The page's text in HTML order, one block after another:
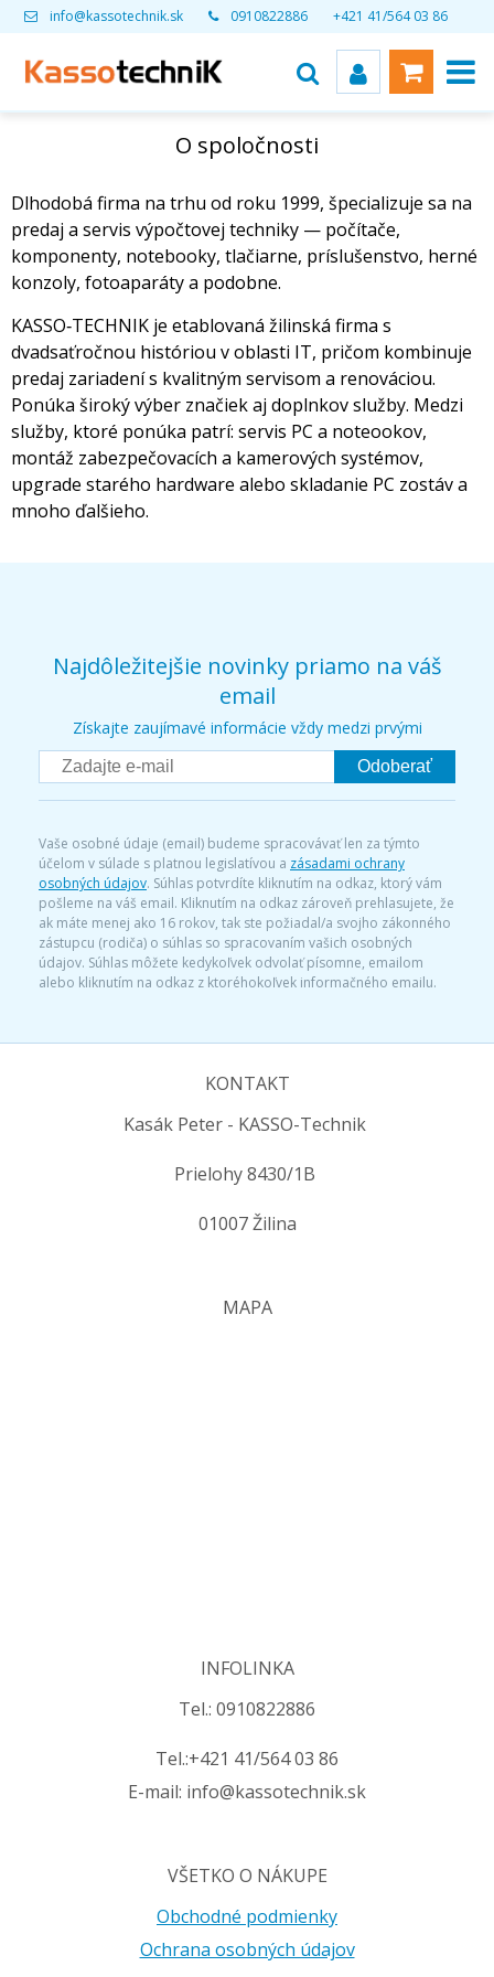
info@kassotechnik.sk 0910822886 +421 41/564 03 86
O spoločnosti
Dlhodobá firma na trhu od roku 1999, špecializuje sa na
predaj a servis výpočtovej techniky — počítače,
komponenty, notebooky, tlačiarne, príslušenstvo, herné
konzoly, fotoaparáty a podobne.
KASSO‑TECHNIK je etablovaná žilinská firma s
dvadsaťročnou históriou v oblasti IT, pričom kombinuje
predaj zariadení s kvalitným servisom a renováciou.
Ponúka široký výber značiek aj doplnkov služby. Medzi
služby, ktoré ponúka patrí: servis PC a noteookov,
montáž zabezpečovacích a kamerových systémov,
upgrade starého hardware alebo skladanie PC zostáv a
mnoho ďalšieho.
Najdôležitejšie novinky priamo na váš
email
Získajte zaujímavé informácie vždy medzi prvými
Odoberať
Vaše osobné údaje (email) budeme spracovávať len za týmto
účelom v súlade s platnou legislatívou a zásadami ochrany
osobných údajov. Súhlas potvrdíte kliknutím na odkaz, ktorý vám
pošleme na váš email. Kliknutím na odkaz zároveň prehlasujete, že
ak máte menej ako 16 rokov, tak ste požiadal/a svojho zákonného
zástupcu (rodiča) o súhlas so spracovaním vašich osobných
údajov. Súhlas môžete kedykoľvek odvolať písomne, emailom
alebo kliknutím na odkaz z ktoréhokoľvek informačného emailu.
KONTAKT
Kasák Peter - KASSO-Technik
Prielohy 8430/1B
01007 Žilina
MAPA
INFOLINKA
Tel.: 0910822886
Tel.:+421 41/564 03 86
E-mail: info@kassotechnik.sk
VŠETKO O NÁKUPE
Obchodné podmienky
Ochrana osobných údajov